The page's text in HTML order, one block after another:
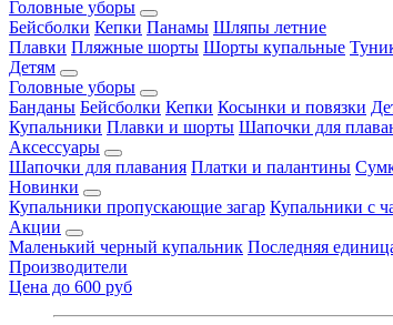
Головные уборы
Бейсболки Кепки Панамы Шляпы летние
Плавки Пляжные шорты Шорты купальные
Детям
Головные уборы
Банданы Бейсболки Кепки Косынки и повязки
Купальники Плавки и шорты Шапочки для
Аксессуары
Шапочки для плавания Платки и палантины
Новинки
Купальники пропускающие загар Купальники с
Акции
Маленький черный купальник Последняя
Производители
Цена до 600 руб